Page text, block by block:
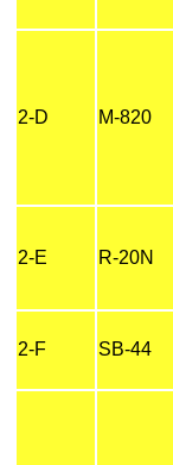
2-D M-820
2-E R-20N
2-F SB-44